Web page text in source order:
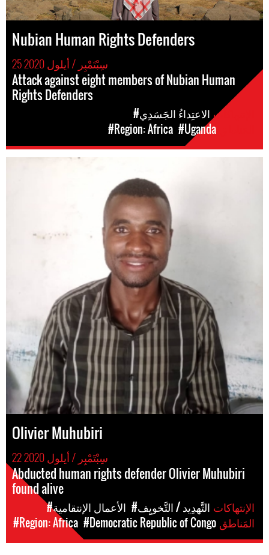
Nubian Human Rights Defenders
25 سِبْتَمْبِر / أيلول 2020
Attack against eight members of Nubian Human
Rights Defenders
#الاعتِداءُ الجَسَدِي
#Region: Africa #Uganda
Olivier Muhubiri
22 سِبْتَمْبِر / أيلول 2020
Abducted human rights defender Olivier Muhubiri
found alive
#الأعمال الإنتقامية
#التَّهدِيد / التَّخويِف
#Region: Africa #Democratic Republic of Congo